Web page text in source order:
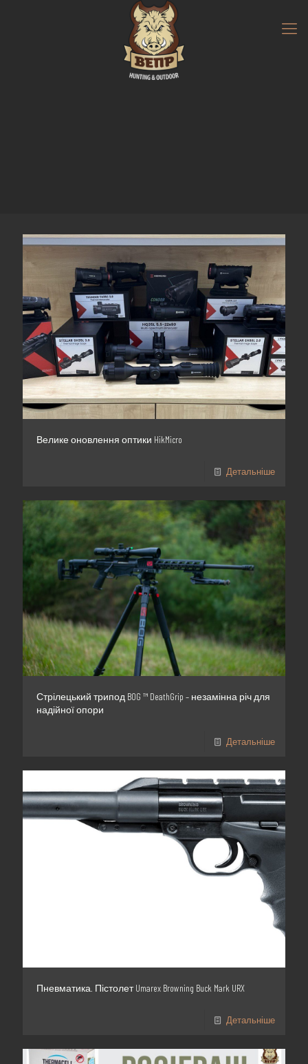
Велике оновлення оптики HikMicro
Детальніше
Стрілецький трипод BOG ™ DeathGrip – незамінна річ для
надійної опори
Детальніше
Пневматика. Пістолет Umarex Browning Buck Mark URX
Детальніше